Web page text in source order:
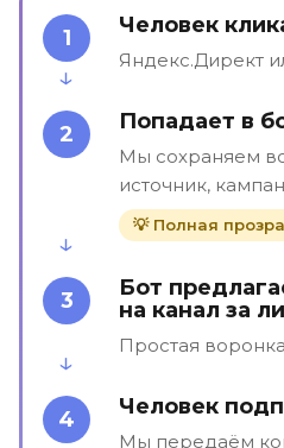
1 Человек
Яндекс.Директ
2 Попадает в
Мы сохраняем
источник,
💡 Полная
3
Бот
на канал за
Простая
4 Человек
Мы передаём